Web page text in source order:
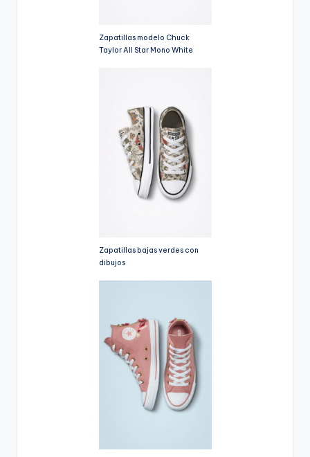
Zapatillas modelo Chuck
Taylor All Star Mono White
Zapatillas bajas verdes con
dibujos